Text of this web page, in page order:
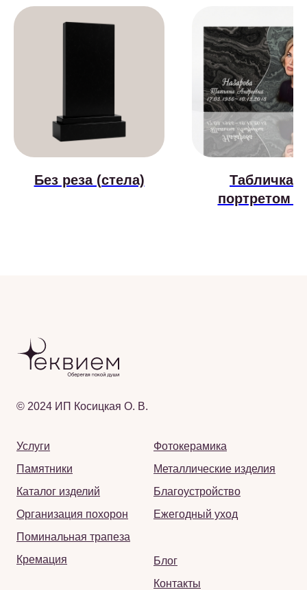
Без реза (стела)
Табличка с
портретом
© 2024 ИП Косицкая О. В.
Услуги
Памятники
Каталог изделий
Организация похорон
Поминальная трапеза
Кремация
Фотокерамика
Металлические изделия
Благоустройство
Ежегодный уход
Блог
Контакты